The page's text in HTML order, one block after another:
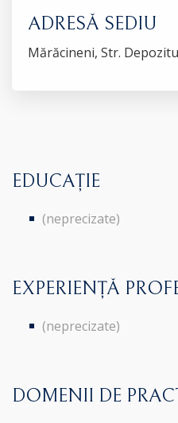
ADRESĂ SEDIU
Mărăcineni, Str.
EDUCAȚIE
(neprecizate)
EXPERIENȚĂ
(neprecizate)
DOMENII DE